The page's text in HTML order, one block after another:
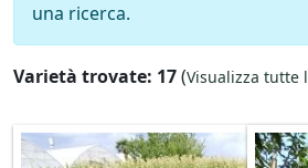
una ricerca.
Varietà trovate: 17(Visualizza tutte